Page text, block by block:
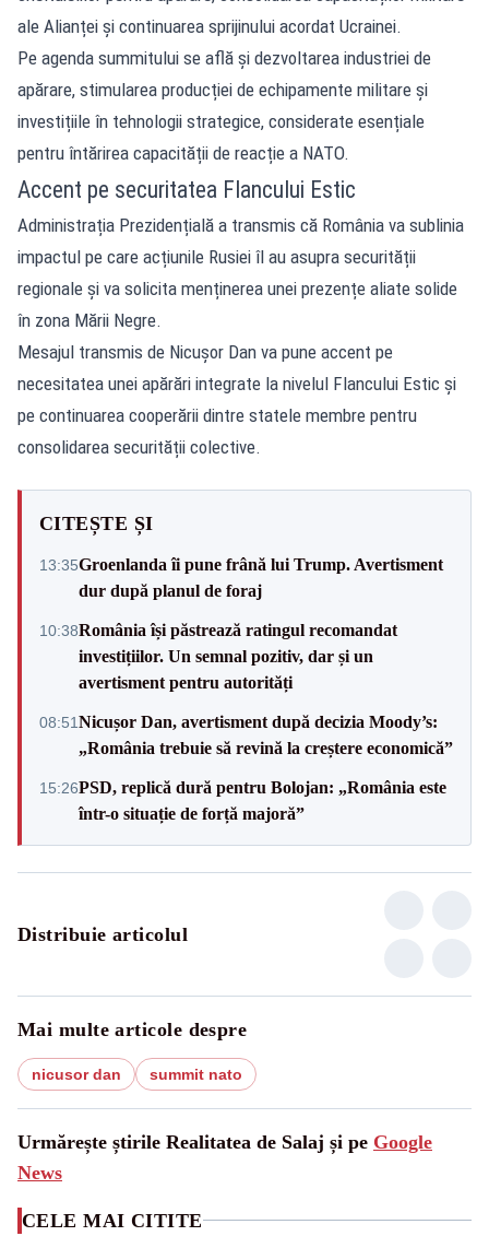
ale Alianței și continuarea sprijinului acordat Ucrainei.
Pe agenda summitului se află și dezvoltarea industriei de
apărare, stimularea producției de echipamente militare și
investițiile în tehnologii strategice, considerate esențiale
pentru întărirea capacității de reacție a NATO.
Accent pe securitatea Flancului Estic
Administrația Prezidențială a transmis că România va sublinia
impactul pe care acțiunile Rusiei îl au asupra securității
regionale și va solicita menținerea unei prezențe aliate solide
în zona Mării Negre.
Mesajul transmis de Nicușor Dan va pune accent pe
necesitatea unei apărări integrate la nivelul Flancului Estic și
pe continuarea cooperării dintre statele membre pentru
consolidarea securității colective.
CITEȘTE ȘI
13:35Groenlanda îi pune frână lui Trump. Avertisment
dur după planul de foraj
10:38România își păstrează ratingul recomandat
investițiilor. Un semnal pozitiv, dar și un
avertisment pentru autorități
08:51Nicușor Dan, avertisment după decizia Moody’s:
„România trebuie să revină la creștere economică”
15:26PSD, replică dură pentru Bolojan: „România este
într-o situație de forță majoră”
Distribuie articolul
Mai multe articole despre
nicusor dan summit nato
Urmărește știrile Realitatea de Salaj și pe Google
News
CELE MAI CITITE